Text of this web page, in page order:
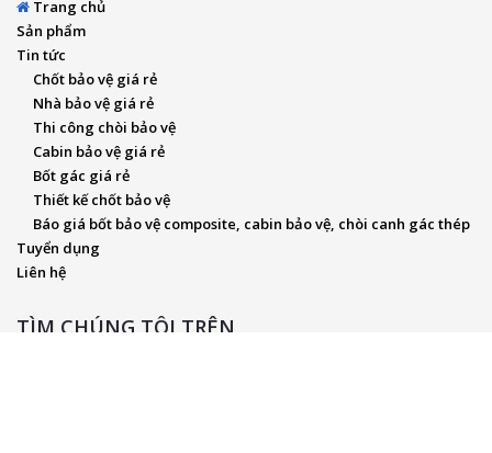
Trang chủ
Sản phẩm
Tin tức
Chốt bảo vệ giá rẻ
Nhà bảo vệ giá rẻ
Thi công chòi bảo vệ
Cabin bảo vệ giá rẻ
Bốt gác giá rẻ
Thiết kế chốt bảo vệ
Báo giá bốt bảo vệ composite, cabin bảo vệ, chòi canh gác thép
Tuyển dụng
Liên hệ
TÌM CHÚNG TÔI TRÊN